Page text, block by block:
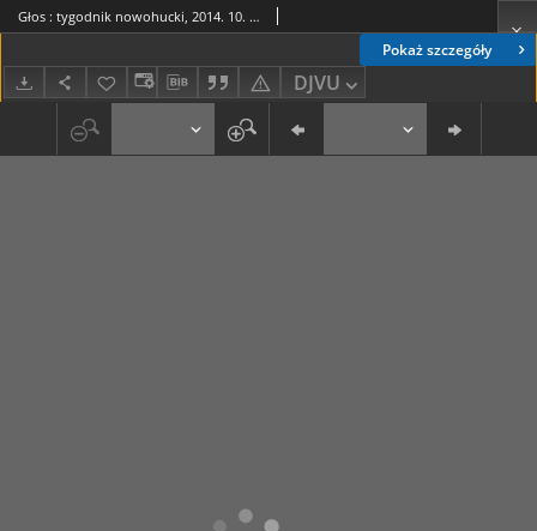
Pokaż szczegóły
DJVU
Głos : tygodnik nowohucki, 2014. 10. 03, nr 40